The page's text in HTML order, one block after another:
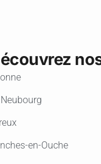
en-Ouche